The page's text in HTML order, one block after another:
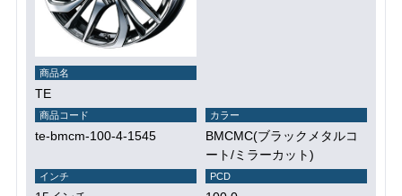
商品名
TE
商品コード
te-bmcm-100-4-1545
カラー
BMCMC(ブラックメタルコ
ート/ミラーカット)
インチ PCD